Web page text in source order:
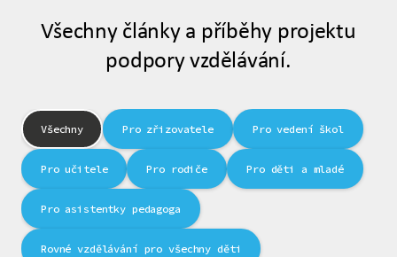
Všechny články a příběhy projektu
podpory vzdělávání.
Všechny Pro zřizovatele Pro vedení škol
Pro učitele Pro rodiče Pro děti a mladé
Pro asistentky pedagoga
Rovné vzdělávání pro všechny děti